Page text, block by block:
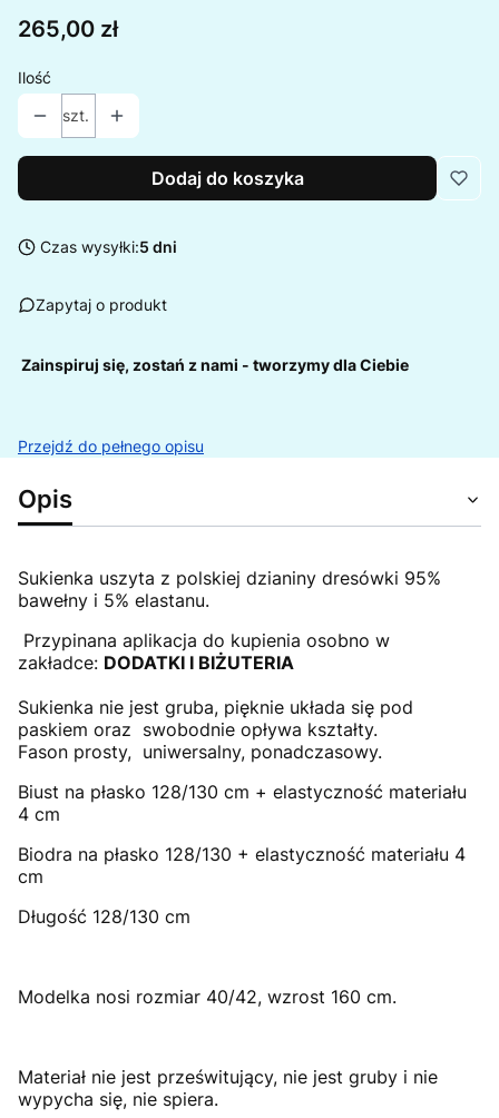
Cena
265,00 zł
Ilość
szt.
Dodaj do koszyka
Czas wysyłki:5 dni
Zapytaj o produkt
Zainspiruj się, zostań z nami - tworzymy dla Ciebie
Przejdź do pełnego opisu
Opis
Sukienka uszyta z polskiej dzianiny dresówki 95%
bawełny i 5% elastanu.
Przypinana aplikacja do kupienia osobno w
zakładce: DODATKI I BIŻUTERIA
Sukienka nie jest gruba, pięknie układa się pod
paskiem oraz swobodnie opływa kształty.
Fason prosty, uniwersalny, ponadczasowy.
Biust na płasko 128/130 cm + elastyczność materiału
4 cm
Biodra na płasko 128/130 + elastyczność materiału 4
cm
Długość 128/130 cm
Modelka nosi rozmiar 40/42, wzrost 160 cm.
Materiał nie jest prześwitujący, nie jest gruby i nie
wypycha się, nie spiera.